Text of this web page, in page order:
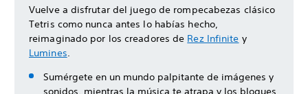
Vuelve a disfrutar del juego de rompecabezas clásico
Tetris como nunca antes lo habías hecho,
reimaginado por los creadores de Rez Infinite y
Lumines.
Sumérgete en un mundo palpitante de imágenes y
sonidos, mientras la música te atrapa y los bloques